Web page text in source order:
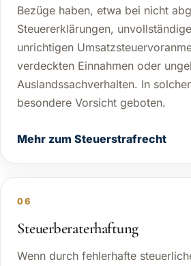
Bezüge haben, etwa bei nicht
Steuererklärungen,
unrichtigen
verdeckten Einnahmen oder
Auslandssachverhalten. In
besondere Vorsicht geboten.
Mehr zum Steuerstrafrecht
06
Steuerberaterhaftung
Wenn durch fehlerhafte